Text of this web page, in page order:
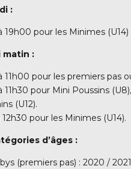
:
19h00 pour les Minimes (U14)
matin :
11h00 pour les premiers pas
11h30 pour Mini Poussins
(U12).
12h30 pour les Minimes (U14).
d’âges :
(premiers pas) : 2020 /